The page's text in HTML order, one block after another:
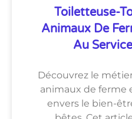
Toiletteuse-
Animaux De
Au
Découvrez le
animaux de ferme
envers le bien-